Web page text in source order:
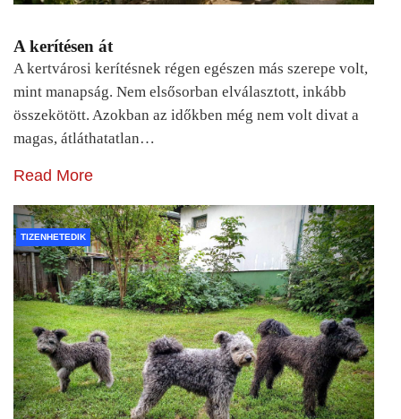
A kerítésen át
A kertvárosi kerítésnek régen egészen más szerepe volt,
mint manapság. Nem elsősorban elválasztott, inkább
összekötött. Azokban az időkben még nem volt divat a
magas, átláthatatlan…
Read More
TIZENHETEDIK